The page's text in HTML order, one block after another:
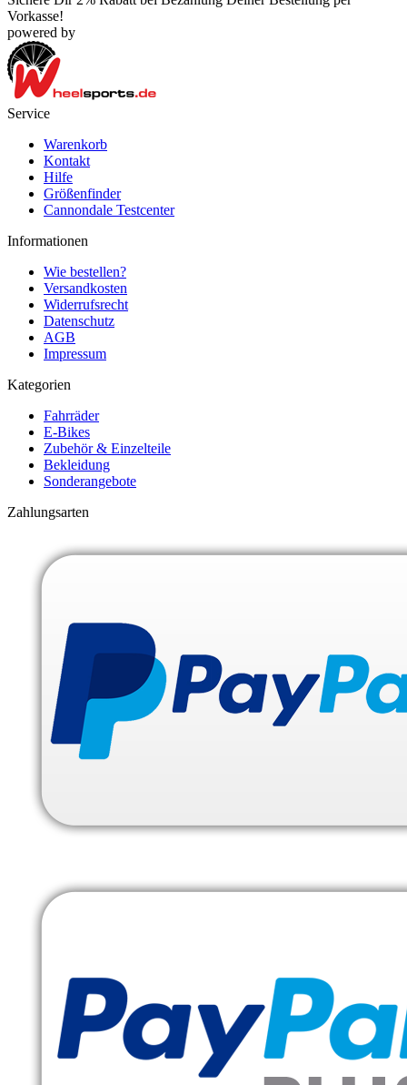
Vorkasse!
powered by
Service
Warenkorb
Kontakt
Hilfe
Größenfinder
Cannondale Testcenter
Informationen
Wie bestellen?
Versandkosten
Widerrufsrecht
Datenschutz
AGB
Impressum
Kategorien
Fahrräder
E-Bikes
Zubehör & Einzelteile
Bekleidung
Sonderangebote
Zahlungsarten